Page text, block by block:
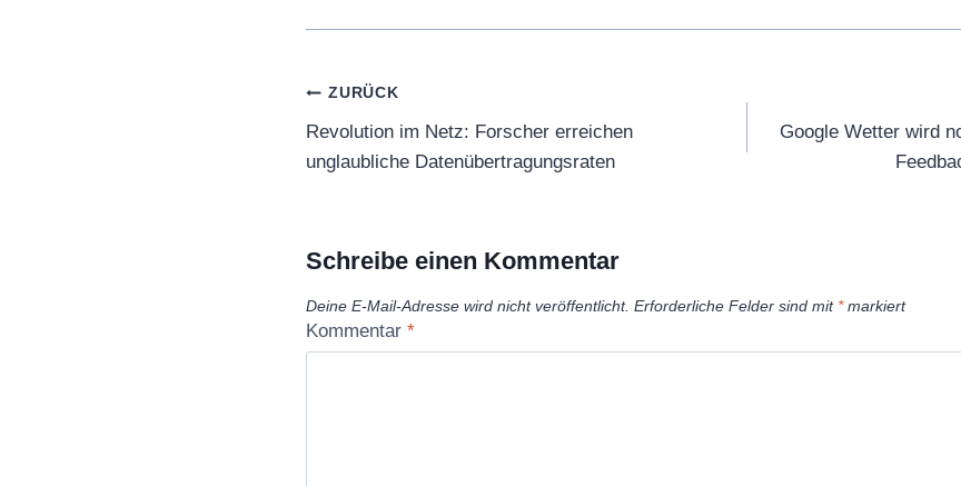
Beitragsnavigation
ZURÜCK
Revolution im Netz: Forscher erreichen
unglaubliche Datenübertragungsraten
Google Wetter wird
Schreibe einen Kommentar
Deine E-Mail-Adresse wird nicht veröffentlicht. Erforderliche Felder sind mit *markiert
Kommentar *